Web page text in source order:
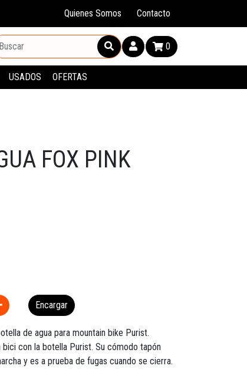
Quienes Somos Contacto
0
USADOS OFERTAS
FOX PINK
Encargar
de agua para mountain bike Purist.
con la botella Purist. Su cómodo tapón
y es a prueba de fugas cuando se cierra.